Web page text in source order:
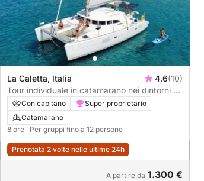
La Caletta, Italia 4.6(10)
Tour individuale in catamarano nei dintorni di
La Caletta (vicino a Olbia)
Con capitano
Super proprietario
Catamarano
8 ore · Per gruppi fino a 12 persone
Prenotata 2 volte nelle ultime 24h
A partire da 1.300 €